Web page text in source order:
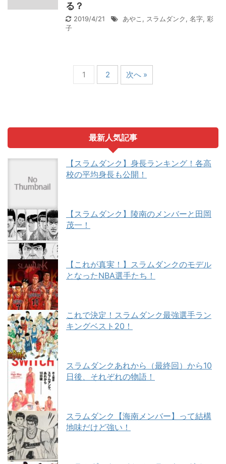
る？
2019/4/21 あやこ , スラムダンク, 名字, 彩
子
1 2 次へ »
最新人気記事
【スラムダンク】身長ランキング！各高
校の平均身長も公開！
【スラムダンク】陵南のメンバーと田岡
茂一！
【これが真実！】スラムダンクのモデル
となったNBA選手たち！
これで決定！スラムダンク最強選手ラン
キングベスト20！
スラムダンクあれから（最終回）から10
日後、それぞれの物語！
スラムダンク【海南メンバー】って結構
地味だけど強い！